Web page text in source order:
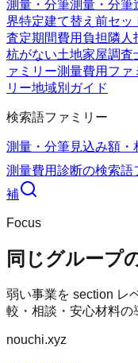
測量・分筆測量・分筆
界特定建て替え前セッ
査定期間費用負担 隣人
杭がない土地家屋調査
ァミリー測量費用ファ
リー地域別ガイド
検索語ファミリー
測量・分筆見込み額・
測量費用診断の検索語
補
Focus
同じグループ
弱い事業を section レ
較・相談・安心材料の
nouchi.xyz